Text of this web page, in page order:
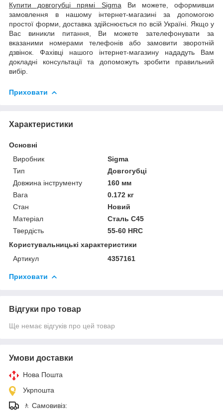
Купити довгогубці прямі Sigma Ви можете, оформивши
замовлення в нашому інтернет-магазині за допомогою
простої форми, доставка здійснюється по всій Україні. Якщо у
Вас виникли питання, Ви можете зателефонувати за
вказаними номерами телефонів або замовити зворотній
дзвінок. Фахівці нашого інтернет-магазину нададуть Вам
докладні консультації та допоможуть зробити правильний
вибір.
Приховати
Характеристики
Основні
Виробник
Sigma
Тип
Довгогубці
Довжина інструменту
160 мм
Вага
0.172 кг
Стан
Новий
Матеріал
Сталь C45
Твердість
55-60 HRC
Користувальницькі характеристики
Артикул
4357161
Приховати
Відгуки про товар
Ще немає відгуків про цей товар
Умови доставки
Нова Пошта
Укрпошта
🚶 Самовивіз: